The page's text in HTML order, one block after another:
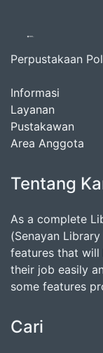
Perpustakaan
Informasi
Layanan
Pustakawan
Area Anggota
Tentang
As a complete
(Senayan
features that will
their job easily
some features
Cari